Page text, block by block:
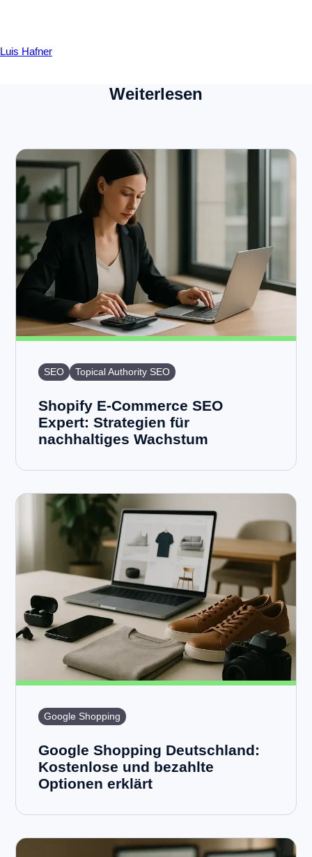
Luis Hafner
Weiterlesen
SEO Topical Authority SEO
Shopify E-Commerce SEO
Expert: Strategien für
nachhaltiges Wachstum
Google Shopping
Google Shopping Deutschland:
Kostenlose und bezahlte
Optionen erklärt